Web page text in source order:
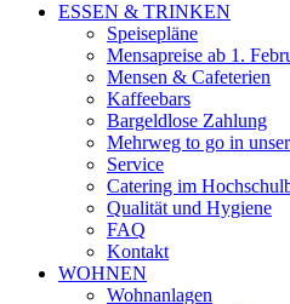
ESSEN & TRINKEN
Speisepläne
Mensapreise ab 1.
Mensen & Cafeterien
Kaffeebars
Bargeldlose Zahlung
Mehrweg to go in
Service
Catering im
Qualität und Hygiene
FAQ
Kontakt
WOHNEN
Wohnanlagen